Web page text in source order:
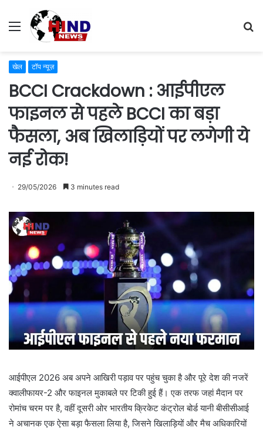
Menu
खेल टॉप न्यूज़
BCCI Crackdown : आईपीएल
फाइनल से पहले BCCI का बड़ा
फैसला, अब खिलाड़ियों पर लगेगी ये
नई रोक!
29/05/2026 3 minutes read
आईपीएल 2026 अब अपने आखिरी पड़ाव पर पहुंच चुका है और पूरे देश की नजरें
क्वालीफायर-2 और फाइनल मुकाबले पर टिकी हुई हैं। एक तरफ जहां मैदान पर
रोमांच चरम पर है, वहीं दूसरी ओर भारतीय क्रिकेट कंट्रोल बोर्ड यानी बीसीसीआई
ने अचानक एक ऐसा बड़ा फैसला लिया है, जिसने खिलाड़ियों और मैच अधिकारियों